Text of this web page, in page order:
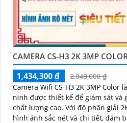
CAMERA CS-H3 2K 3MP
1,434,300 ₫
2,049,000 ₫
Camera Wifi CS-H3 2K 3MP Color
ninh được thiết kế để giám sát và
chất lượng cao. Với độ phân giải 2K và 3MP, nó cung cấp
hình ảnh sắc nét và chi tiết, đảm